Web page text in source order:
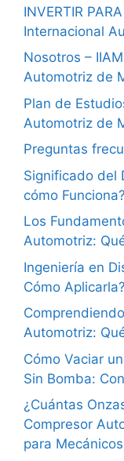
INVERTIR
Internacional
Nosotros –
Automotriz de
Plan de
Automotriz de
Preguntas
Significado del
cómo Funciona?
Los
Automotriz:
Ingeniería en
Cómo Aplicarla?
Automotriz:
Cómo Vaciar
Sin Bomba:
¿Cuántas
Compresor
para Mecánicos